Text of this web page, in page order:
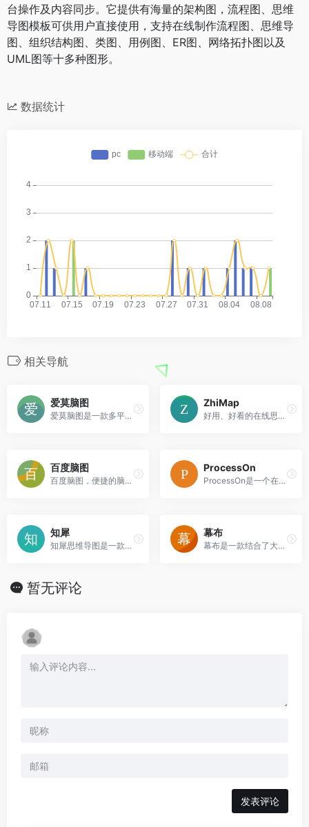
台操作及内容同步。它提供有海量的架构图，流程图、思维
导图模板可供用户直接使用，支持在线制作流程图、思维导
图、组织结构图、类图、用例图、ER图、网络拓扑图以及
UML图等十多种图形。
数据统计
相关导航
爱莫脑图
爱莫脑图是一款多平台在线思维导图软件。支持手机、Windows、Mac系统同时使用。为用户提供思维导图、鱼骨图、逻辑结构图的绘制。支持自主选择思维导图模版、自定义思维导图样式；可导出图片、PDF以及TXT文本等多种格式。适用于做读书笔记、项目规划、会议记录以及头脑风暴、产品规划等
ZhiMap
好用、好看的在线思维导图工具，帮助你提高工作效率、学习效率
百度脑图
百度脑图，便捷的脑图编辑工具 - 控制创意，如此简单。让您在线上直接创建、保存并分享你的思路。免安装 云存储 易分享 体验舒适 功能丰富
ProcessOn
ProcessOn是一个在线协作绘图平台，支持在线制作思维导图、流程图、组织结构图、网络拓扑图、鱼骨图、UML图等，同时可实现人与人之间的实时协作和共享，提升团队工作效率。
知犀
知犀思维导图是一款免费的在线画图工具，导出文件无水印，导图分享链接不限制，且内置了100+行业思维导图模板文件。通过浏览器访问知犀网站即可在线画脑图，数据全自动云端保存，安全可靠。还不知道思维导图怎么画？快来试试知犀吧~
幕布
幕布是一款结合了大纲笔记和思维导图的头脑管理工具，帮你用更高效的方式和更清晰的结构来记录笔记、管理任务、制定计划甚至是组织头脑风暴。
暂无评论
发表评论